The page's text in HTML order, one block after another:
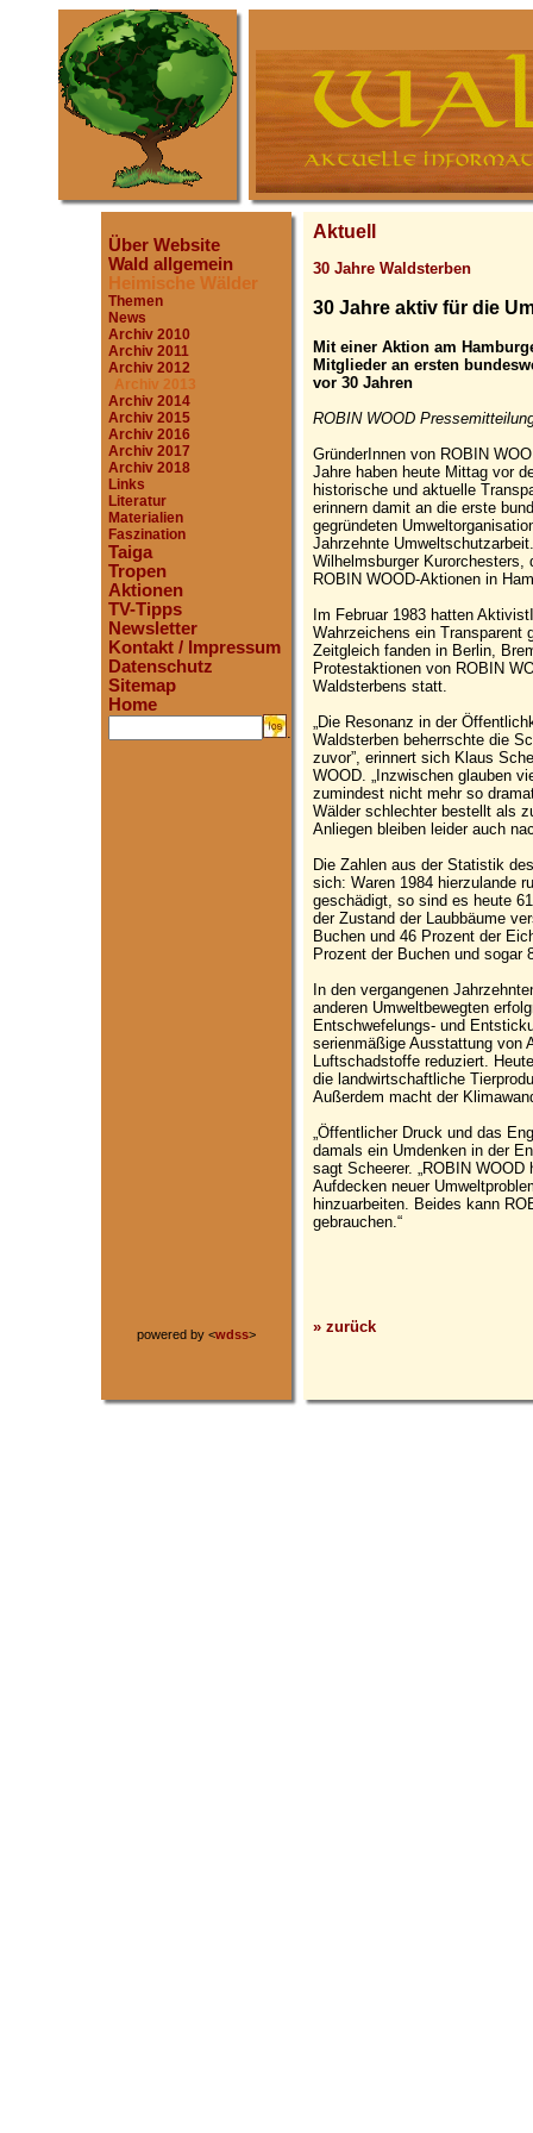
Über Website
Wald allgemein
Heimische Wälder
Themen
News
Archiv 2010
Archiv 2011
Archiv 2012
Archiv 2013
Archiv 2014
Archiv 2015
Archiv 2016
Archiv 2017
Archiv 2018
Links
Literatur
Materialien
Faszination
Taiga
Tropen
Aktionen
TV-Tipps
Newsletter
Kontakt / Impressum
Datenschutz
Sitemap
Home
.
powered by <wdss>
Aktuell
30 Jahre Waldsterben
30 Jahre aktiv für die
Mit einer Aktion am
Mitglieder an ersten
vor 30 Jahren
ROBIN WOOD
GründerInnen von ROBIN
Jahre haben heute Mittag vor
historische und aktuelle
erinnern damit an die erste
gegründeten
Jahrzehnte
Wilhelmsburger
ROBIN WOOD-Aktionen in
Im Februar 1983 hatten
Wahrzeichens ein Transparent
Zeitgleich fanden in Berlin,
Protestaktionen von ROBIN
Waldsterbens statt.
„Die Resonanz in der
Waldsterben beherrschte die
zuvor”, erinnert sich Klaus
WOOD. „Inzwischen glauben
zumindest nicht mehr so
Wälder schlechter bestellt als
Anliegen bleiben leider auch
Die Zahlen aus der Statistik
sich: Waren 1984 hierzulande
geschädigt, so sind es heute
der Zustand der Laubbäume
Buchen und 46 Prozent der
Prozent der Buchen und sogar
In den vergangenen
anderen Umweltbewegten
Entschwefelungs- und
serienmäßige Ausstattung von
Luftschadstoffe reduziert.
die landwirtschaftliche
Außerdem macht der
„Öffentlicher Druck und das
damals ein Umdenken in der
sagt Scheerer. „ROBIN
Aufdecken neuer
hinzuarbeiten. Beides kann
gebrauchen.“
» zurück